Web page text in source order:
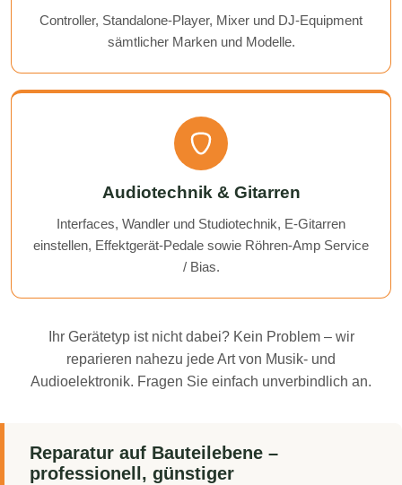
Controller, Standalone-Player, Mixer und DJ-Equipment
sämtlicher Marken und Modelle.
Audiotechnik & Gitarren
Interfaces, Wandler und Studiotechnik, E-Gitarren
einstellen, Effektgerät-Pedale sowie Röhren-Amp Service
/ Bias.
Ihr Gerätetyp ist nicht dabei? Kein Problem – wir
reparieren nahezu jede Art von Musik- und
Audioelektronik. Fragen Sie einfach unverbindlich an.
Reparatur auf Bauteilebene –
professionell, günstiger